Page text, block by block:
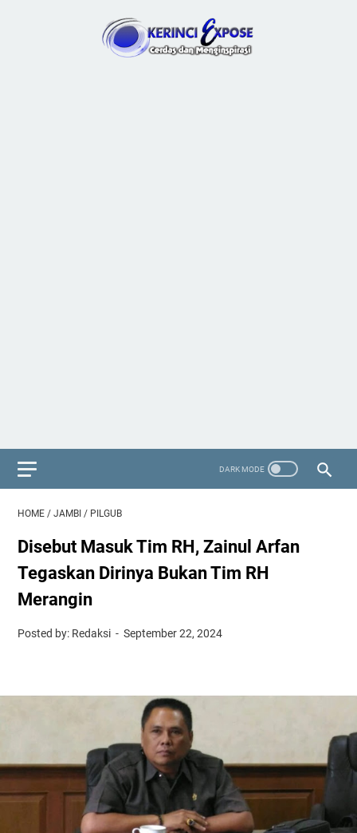
HOME / JAMBI / PILGUB
Disebut Masuk Tim RH, Zainul Arfan
Tegaskan Dirinya Bukan Tim RH
Merangin
Posted by: Redaksi September 22, 2024